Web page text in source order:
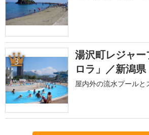
3
湯沢町レジャ
ロラ」／新潟県
屋内外の流水プール